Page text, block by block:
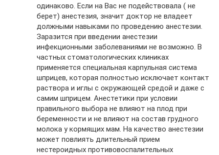
одинаково. Если на Вас не подействовала ( не
берет) анестезия, значит доктор не владеет
должными навыками по проведению анестезии.
Заразится при введении анестезии
инфекционными заболеваниями не возможно. В
частных стоматологических клиниках
применяется специальная карпульная система
шприцев, которая полностью исключает контакт
раствора и иглы с окружающей средой и даже с
самим шприцем. Анестетики при условии
правильного выбора не влияют на плод при
беременности и не влияют на состав грудного
молока у кормящих мам. На качество анестезии
может повлиять длительный прием
нестероидных противовоспалительных